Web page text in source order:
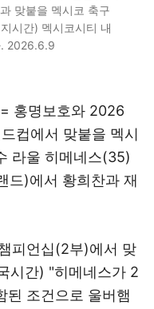
맞붙을 멕시코 축구
시간) 멕시코시티 내
. 2026.6.9
홍명보호와 2026
컵에서 맞붙을 멕시
라울 히메네스(35)
드)에서 황희찬과 재
피언십(2부)에서 맞
시간) "히메네스가 2
된 조건으로 울버햄